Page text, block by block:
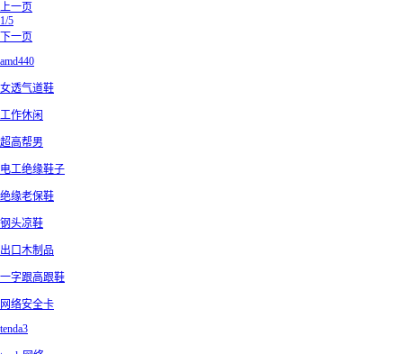
上一页
1/5
下一页
amd440
女透气道鞋
工作休闲
超高帮男
电工绝缘鞋子
绝缘老保鞋
钢头凉鞋
出口木制品
一字跟高跟鞋
网络安全卡
tenda3